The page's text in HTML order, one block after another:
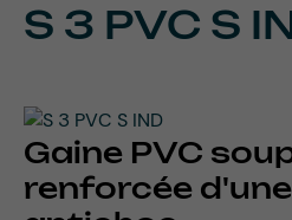
S 3 PVC S
Gaine PVC
renforcée